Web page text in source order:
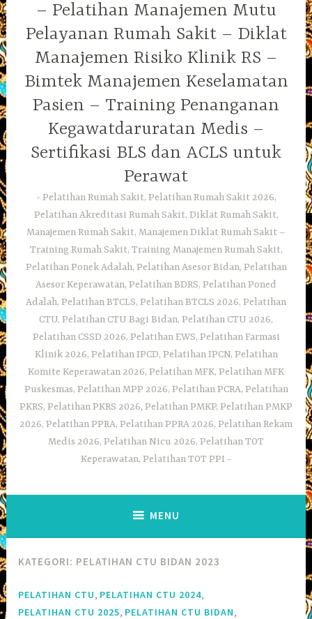
– Pelatihan Manajemen Mutu
Pelayanan Rumah Sakit – Diklat
Manajemen Risiko Klinik RS –
Bimtek Manajemen Keselamatan
Pasien – Training Penanganan
Kegawatdaruratan Medis –
Sertifikasi BLS dan ACLS untuk
Perawat
Pelatihan Rumah Sakit, Pelatihan Rumah Sakit 2026,
Pelatihan Akreditasi Rumah Sakit, Diklat Rumah Sakit,
Manajemen Rumah Sakit, Manajemen Diklat Rumah Sakit –
Training Rumah Sakit, Training Manajemen Rumah Sakit,
Pelatihan Ponek Adalah, Pelatihan Asesor Bidan, Pelatihan
Asesor Keperawatan, Pelatihan BDRS, Pelatihan Poned
Adalah, Pelatihan BTCLS, Pelatihan BTCLS 2026, Pelatihan
CTU, Pelatihan CTU Bagi Bidan, Pelatihan CTU 2026,
Pelatihan CSSD 2026, Pelatihan EWS, Pelatihan Farmasi
Klinik 2026, Pelatihan IPCD, Pelatihan IPCN, Pelatihan
Komite Keperawatan 2026, Pelatihan MFK, Pelatihan MFK
Puskesmas, Pelatihan MPP 2026, Pelatihan PCRA, Pelatihan
PKRS, Pelatihan PKRS 2026, Pelatihan PMKP, Pelatihan PMKP
2026, Pelatihan PPRA, Pelatihan PPRA 2026, Pelatihan Rekam
Medis 2026, Pelatihan Nicu 2026, Pelatihan TOT
Keperawatan, Pelatihan TOT PPI
MENU
KATEGORI: PELATIHAN CTU BIDAN 2023
PELATIHAN CTU PELATIHAN CTU 2024
PELATIHAN CTU 2025 PELATIHAN CTU BIDAN